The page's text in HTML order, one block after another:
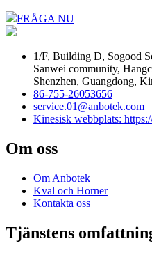
FRÅGA NU
1/F, Building D, Sogood
Sanwei community,
Shenzhen, Guangdong,
86-755-26053656
service.01@anbotek.com
Kinesisk webbplats:
Om oss
Om Anbotek
Kval och Horner
Kontakta oss
Tjänstens